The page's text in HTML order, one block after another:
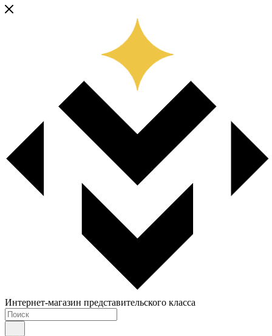
Интернет-магазин представительского класса